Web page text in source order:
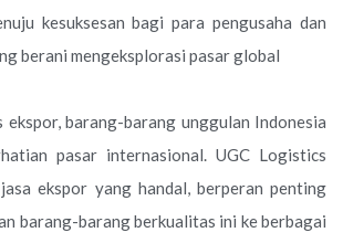
kesuksesan bagi para pengusaha dan
berani mengeksplorasi pasar global
ekspor, barang-barang unggulan Indonesia
pasar internasional. UGC Logistics
ekspor yang handal, berperan penting
barang-barang berkualitas ini ke berbagai